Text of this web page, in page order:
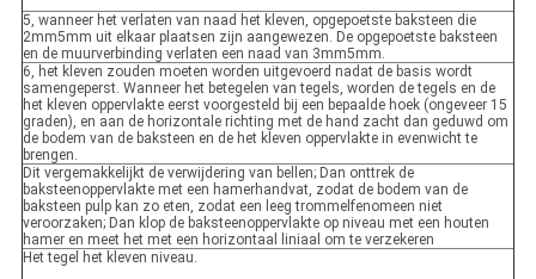
5, wanneer het verlaten van naad het kleven, opgepoetste baksteen die
2mm5mm uit elkaar plaatsen zijn aangewezen. De opgepoetste baksteen
en de muurverbinding verlaten een naad van 3mm5mm.
6, het kleven zouden moeten worden uitgevoerd nadat de basis wordt
samengeperst. Wanneer het betegelen van tegels, worden de tegels en de
het kleven oppervlakte eerst voorgesteld bij een bepaalde hoek (ongeveer 15
graden), en aan de horizontale richting met de hand zacht dan geduwd om
de bodem van de baksteen en de het kleven oppervlakte in evenwicht te
brengen.
Dit vergemakkelijkt de verwijdering van bellen; Dan onttrek de
baksteenoppervlakte met een hamerhandvat, zodat de bodem van de
baksteen pulp kan zo eten, zodat een leeg trommelfenomeen niet
veroorzaken; Dan klop de baksteenoppervlakte op niveau met een houten
hamer en meet het met een horizontaal liniaal om te verzekeren
Het tegel het kleven niveau.